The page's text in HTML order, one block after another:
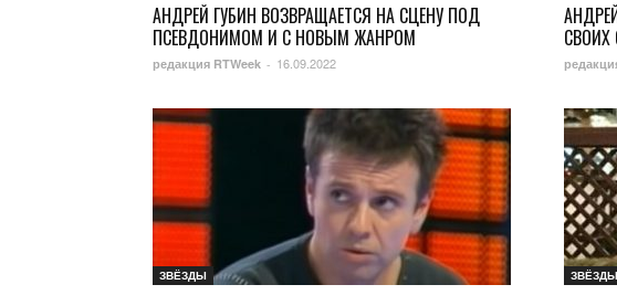
АНДРЕЙ ГУБИН ВОЗВРАЩАЕТСЯ НА СЦЕНУ ПОД
ПСЕВДОНИМОМ И С НОВЫМ ЖАНРОМ
редакция RTWeek - 16.09.2022
СВОИХ
ЗВЁЗДЫ ЗВЁЗДЫ